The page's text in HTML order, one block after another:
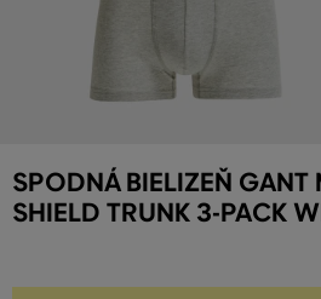
SPODNÁ BIELIZEŇ GANT
SHIELD TRUNK 3-PACK